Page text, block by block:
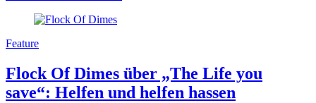
Feature
Flock Of Dimes über „The Life you
save“: Helfen und helfen hassen